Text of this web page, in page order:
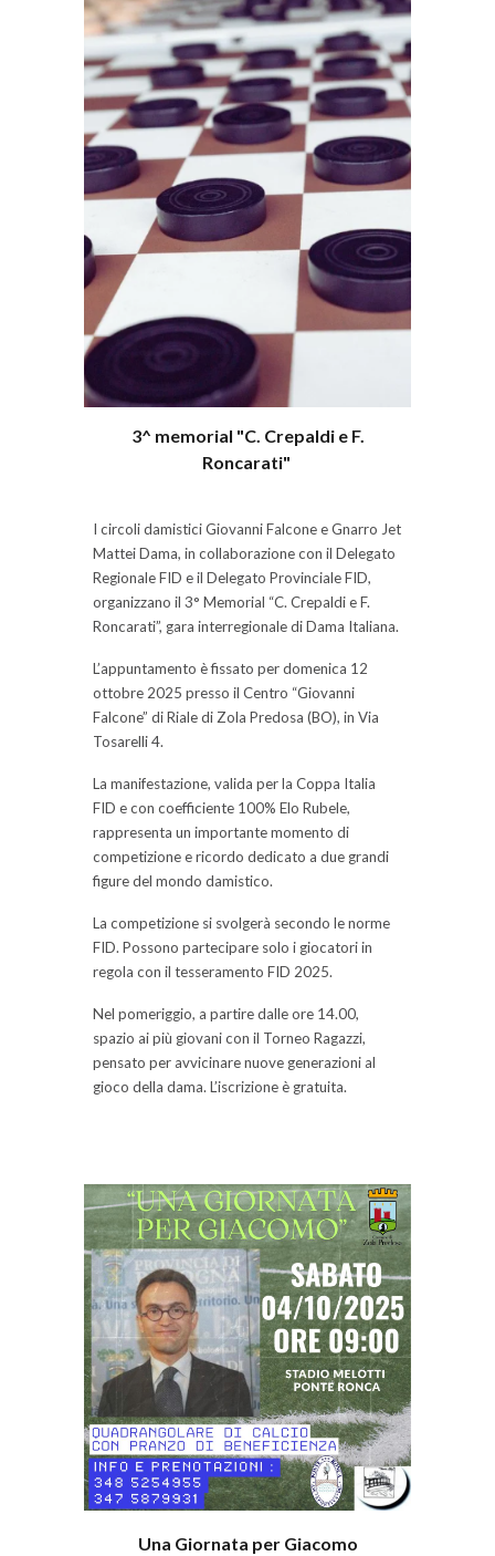
3^ memorial "C. Crepaldi e F.
Roncarati"
I circoli damistici Giovanni Falcone e Gnarro Jet
Mattei Dama, in collaborazione con il Delegato
Regionale FID e il Delegato Provinciale FID,
organizzano il 3° Memorial “C. Crepaldi e F.
Roncarati”, gara interregionale di Dama Italiana.
L’appuntamento è fissato per domenica 12
ottobre 2025 presso il Centro “Giovanni
Falcone” di Riale di Zola Predosa (BO), in Via
Tosarelli 4.
La manifestazione, valida per la Coppa Italia
FID e con coefficiente 100% Elo Rubele,
rappresenta un importante momento di
competizione e ricordo dedicato a due grandi
figure del mondo damistico.
La competizione si svolgerà secondo le norme
FID. Possono partecipare solo i giocatori in
regola con il tesseramento FID 2025.
Nel pomeriggio, a partire dalle ore 14.00,
spazio ai più giovani con il Torneo Ragazzi,
pensato per avvicinare nuove generazioni al
gioco della dama. L’iscrizione è gratuita.
Una Giornata per Giacomo